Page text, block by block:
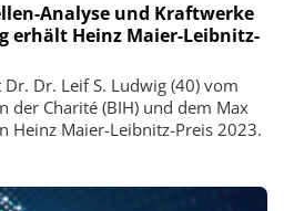
Analyse und Kraftwerke
erhält Heinz Maier-Leibnitz-
Dr. Leif S. Ludwig (40) vom
der Charité (BIH) und dem Max
Heinz Maier-Leibnitz-Preis 2023.